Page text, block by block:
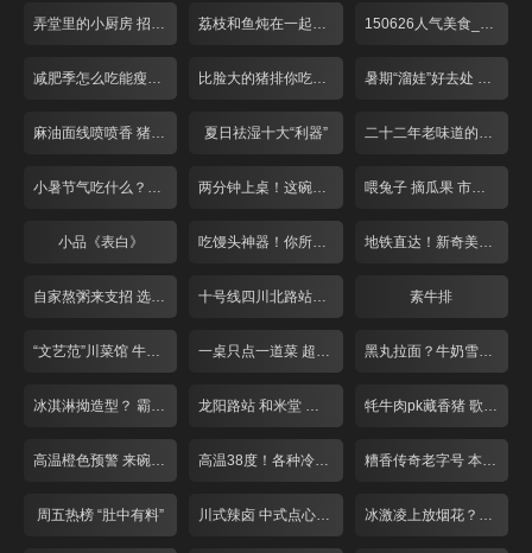
弄堂里的小厨房 招牌番茄酸辣面 荔枝和鱼炖在一起什么味道 150626人气美食_001
减肥季怎么吃能瘦下来 比脸大的猪排你吃过吗？ 暑期“溜娃”好去处 亲子餐厅欢乐多
麻油面线喷喷香 猪脚龙虾做搭配 夏日祛湿十大“利器” 二十二年老味道的别样饼干
小暑节气吃什么？各类黄鳝最滋补 两分钟上桌！这碗泡饭不一般 喂兔子 摘瓜果 市区也有农家乐？
小品《表白》 吃馒头神器！你所不知道的调料混搭！ 地铁直达！新奇美味！天气再热也不怕
自家熬粥来支招 选好大米配好料！ 十号线四川北路站！冒菜臊子面人气旺！ 素牛排
“文艺范”川菜馆 牛蛙“爱上”小仔姜 一桌只点一道菜 超大牛排似“战斧” 黑丸拉面？牛奶雪？新晋百货大暴走
冰淇淋拗造型？ 霸气大锅藏鱼头！ 龙阳路站 和米堂 大虾章鱼烧 牦牛肉pk藏香猪 歌声对决赢免单！
高温橙色预警 来碗“雪”降降温！ 高温38度！各种冷饮来“降温” 糟香传奇老字号 本帮大师来调味
周五热榜 “肚中有料” 川式辣卤 中式点心 打浦路站美味多！ 冰激凌上放烟花？夏日解暑放大招！